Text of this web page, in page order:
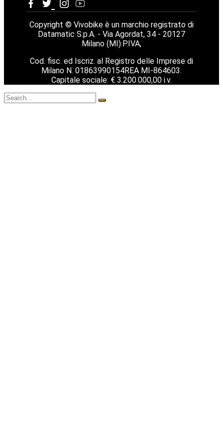
Copyright © Vivobike è un marchio registrato di
Datamatic S.p.A. - Via Agordat, 34 - 20127
Milano (MI).P.IVA,
Cod. fisc. ed Iscriz. al Registro delle Imprese di
Milano N. 01863990154REA MI-864603.
Capitale sociale: € 3.200.000,00 i.v.